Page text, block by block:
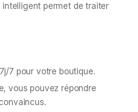
permet de traiter
7 pour votre boutique.
vous pouvez répondre